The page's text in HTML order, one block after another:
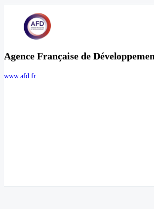
Agence Française de
www.afd.fr